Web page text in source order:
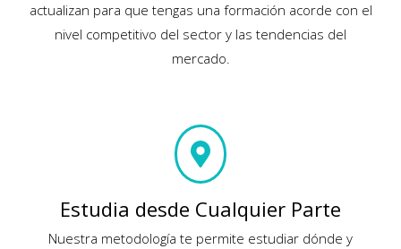
actualizan para que tengas una formación acorde con el
nivel competitivo del sector y las tendencias del
mercado.
Estudia desde Cualquier Parte
Nuestra metodología te permite estudiar dónde y